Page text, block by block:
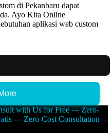
di Pekanbaru dapat
Ayo Kita Online
aplikasi web custom
with Us for Free --- Zero-
--- Zero-Cost Consultation --